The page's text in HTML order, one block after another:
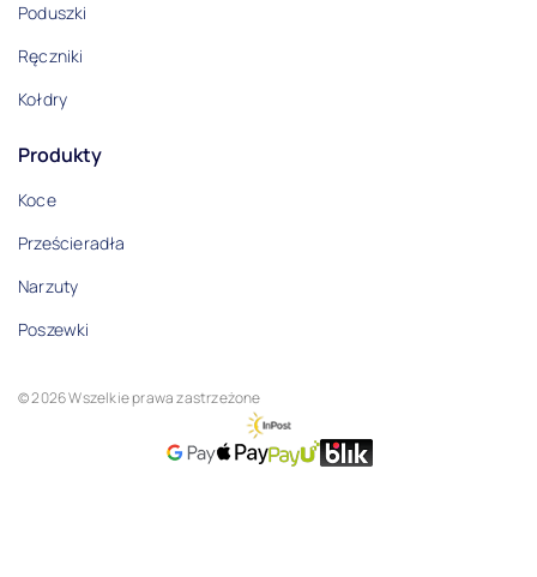
Poduszki
Ręczniki
Kołdry
Produkty
Koce
Prześcieradła
Narzuty
Poszewki
© 2026 Wszelkie prawa zastrzeżone